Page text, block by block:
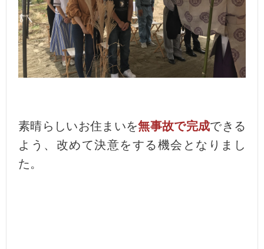
素晴らしいお住まいを無事故で完成できる
よう、改めて決意をする機会となりまし
た。